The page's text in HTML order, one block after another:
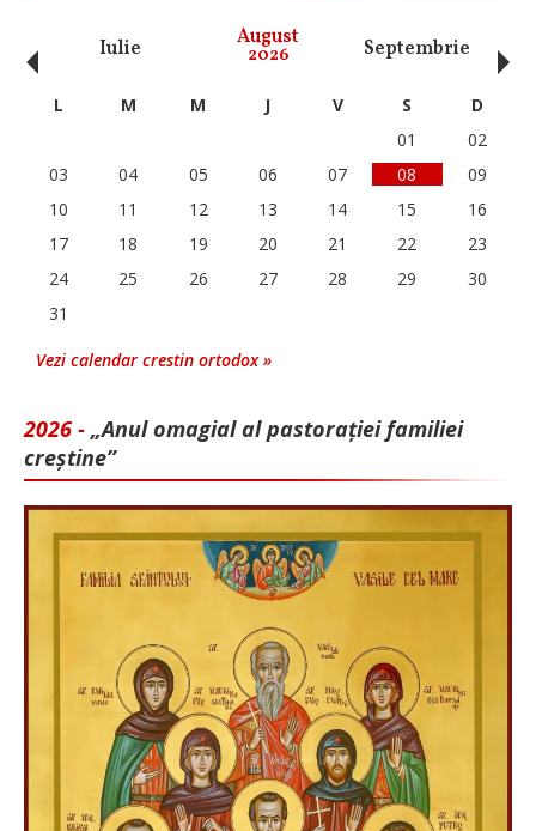
Iulie August
2026 Septembrie
‹ L M M J V S
D
01
02
03
04 05 06 07 08
09
10
11 12 13 14 15
16
17
18 19 20 21 22
23
24
25 26 27 28 29
30
31
Vezi calendar crestin ortodox »
2026 - „Anul omagial al pastorației familiei
creștine”